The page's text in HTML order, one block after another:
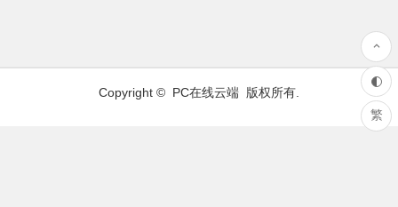
Copyright © PC在线云端 版权所有.
繁